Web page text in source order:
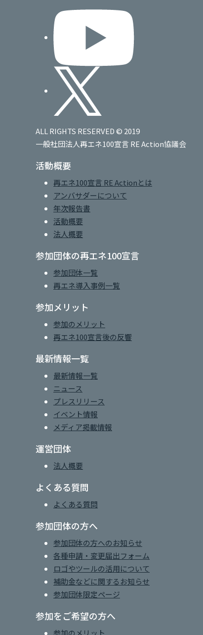
ALL RIGHTS RESERVED © 2019
一般社団法人再エネ100宣言 RE Action協議会
活動概要
再エネ100宣言 RE Actionとは
アンバサダーについて
年次報告書
活動概要
法人概要
参加団体の再エネ100宣言
参加団体一覧
再エネ導入事例一覧
参加メリット
参加のメリット
再エネ100宣言後の反響
最新情報一覧
最新情報一覧
ニュース
プレスリリース
イベント情報
メディア掲載情報
運営団体
法人概要
よくある質問
よくある質問
参加団体の方へ
参加団体の方へのお知らせ
各種申請・変更届出フォーム
ロゴやツールの活用について
補助金などに関するお知らせ
参加団体限定ページ
参加をご希望の方へ